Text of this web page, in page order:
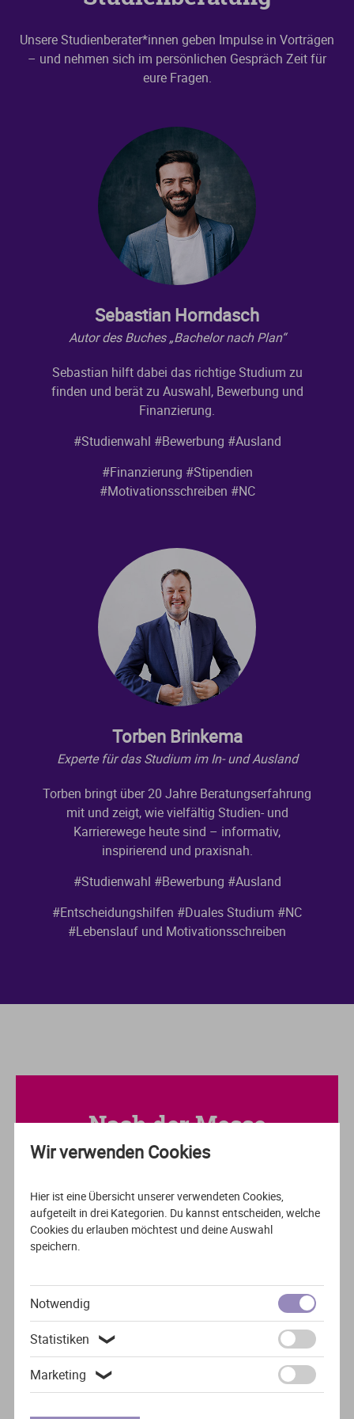
Unsere Studienberater*innen geben Impulse in Vorträgen
– und nehmen sich im persönlichen Gespräch Zeit für
eure Fragen.
Sebastian Horndasch
Autor des Buches „Bachelor nach Plan“
Sebastian hilft dabei das richtige Studium zu
finden und berät zu Auswahl, Bewerbung und
Finanzierung.
#Studienwahl #Bewerbung #Ausland
#Finanzierung #Stipendien
#Motivationsschreiben #NC
Torben Brinkema
Experte für das Studium im In- und Ausland
Torben bringt über 20 Jahre Beratungserfahrung
mit und zeigt, wie vielfältig Studien- und
Karrierewege heute sind – informativ,
inspirierend und praxisnah.
#Studienwahl #Bewerbung #Ausland
#Entscheidungshilfen #Duales Studium #NC
#Lebenslauf und Motivationsschreiben
Nach der Messe
... kennst du deine Studienmöglichkeiten und
... hast du wichtige Infos zu Bewerbung,
Finanzierung und Studienwahl
... weißt du, welche Fachrichtung und Hochschule
... bist du durch Expert*innentipps und
persönliche Beratung gut vorbereitet
Wir verwenden Cookies
Hier ist eine Übersicht unserer verwendeten Cookies,
aufgeteilt in drei Kategorien. Du kannst entscheiden, welche
Cookies du erlauben möchtest und deine Auswahl
speichern.
Notwendig
Statistiken ❯
Marketing ❯